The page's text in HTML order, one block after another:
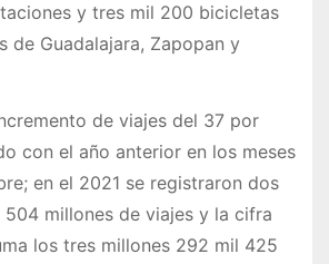
y tres mil 200 bicicletas
de Guadalajara, Zapopan y
de viajes del 37 por
con el año anterior en los meses
en el 2021 se registraron dos
millones de viajes y la cifra
los tres millones 292 mil 425